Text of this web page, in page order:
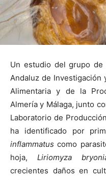
Un estudio del grupo
Andaluz de Investigación
Alimentaria y de la
Almería y Málaga, junto
Laboratorio de
ha identificado por
inflammatus como
hoja,Liriomyza
crecientes daños en